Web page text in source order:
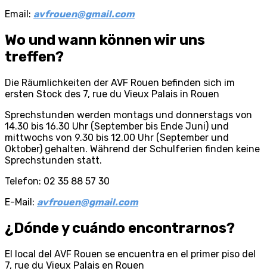
Email: avfrouen@gmail.com
Wo und wann können wir uns
treffen?
Die Räumlichkeiten der AVF Rouen befinden sich im
ersten Stock des 7, rue du Vieux Palais in Rouen
Sprechstunden werden montags und donnerstags von
14.30 bis 16.30 Uhr (September bis Ende Juni) und
mittwochs von 9.30 bis 12.00 Uhr (September und
Oktober) gehalten. Während der Schulferien finden keine
Sprechstunden statt.
Telefon: 02 35 88 57 30
E-Mail: avfrouen@gmail.com
¿Dónde y cuándo encontrarnos?
El local del AVF Rouen se encuentra en el primer piso del
7, rue du Vieux Palais en Rouen